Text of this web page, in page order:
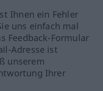
Ihnen ein Fehler
uns einfach mal
Feedback-Formular
Adresse ist
unserem
Ihrer